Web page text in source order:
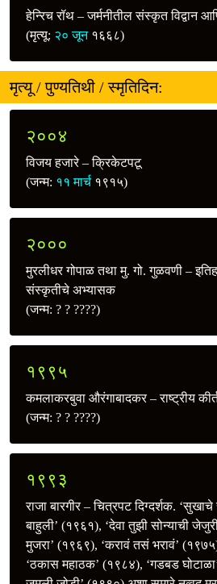
हेन्‍रिच रॉथ – जर्मनीतील संस्कृत विद्वान
(मृत्यू: २० जून१६६८)
मृत्यू / पुण्यतिथी / स्मृतिदिन:
२००४
विजय हजारे – क्रिकेटपटू
(जन्म: ११ मार्च १९१५)
२०००
मुरलीधर गोपाळ तथा मु. गो. गुळवणी –
संस्कृतीचे अभ्यासक
(जन्म: ? ? ????)
१९९५
कमलाकरबुवा औरंगाबादकर – राष्ट्रीय
(जन्म: ? ? ????)
१९९३
राजा बारगीर – चित्रपट दिग्दर्शक.
बाहुली’ (१९६१), ‘देवा तुझी सोन्याची
मुजरा’ (१९६९), ‘करावं तसं भरावं’
‘ठकास महाठक’ (१९८४), ‘गडबड